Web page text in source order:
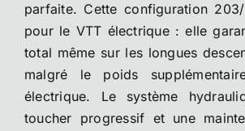
parfaite. Cette configuration
pour le VTT électrique : elle
total même sur les longues
malgré le poids
électrique. Le système
toucher progressif et une